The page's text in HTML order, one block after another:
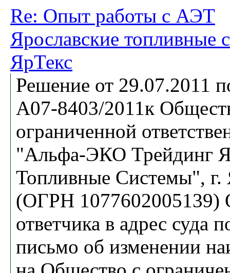
Re: Опыт работы с АЭТ
Ярославские топливные
ЯрТекс
Решение от 29.07.2011
А07-8403/2011к
ограниченной
"Альфа-ЭКО Трейдинг
Топливные Системы", г.
(ОГРН 1077602005139)
ответчика в адрес суда
письмо об изменении